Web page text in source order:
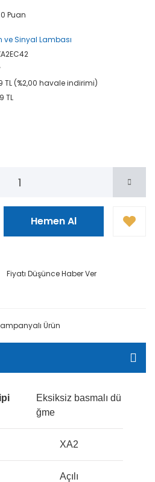
Puan
ve Sinyal Lambası
TL (%2,00 havale indirimi)
TL
Hemen Al
Fiyatı Düşünce Haber Ver
Ürün
Eksiksiz basmalı dü
ğme
XA2
Açılı